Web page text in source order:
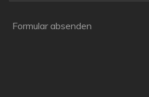
Formular absenden